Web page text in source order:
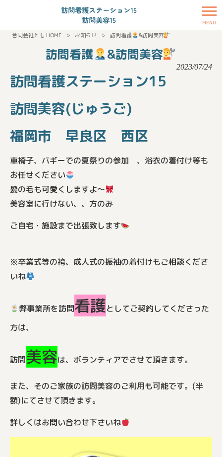
MENU
合同会社とも HOME > お知らせ > 訪問看護 &訪問美容
訪問看護 &訪問美容
2023/07/24
訪問看護ステーション15
訪問美容(じゅうご)
福岡市 早良区 西区
車椅子、バギーでの夏祭りの参加 、浴衣の着付け等も
お任せください
髪の毛も可愛くしますよ〜
美容室に行けない、、方のみ
ご自宅・施設まで出張致します
※卒業式等の袴、成人式の振袖の着付けもご相談くださ
いね
弊事業所を訪問看護としてご契約してくださった
方は、
訪問美容は、ボランティアでさせて頂きます。
また、そのご家族の訪問美容のご利用も可能です。(半
額)にてさせて頂きます。
詳しくはお問い合わせ下さいね